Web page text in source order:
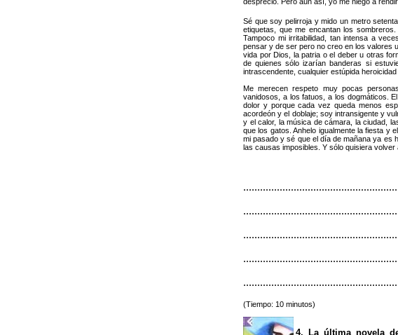
Sé que soy pelirroja y mido un metro
etiquetas, que me encantan los
Tampoco mi irritabilidad, tan intensa a
pensar y de ser pero no creo en los valores
vida por Dios, la patria o el deber u otras
de quienes sólo izarían banderas si
intrascendente, cualquier estúpida heroicidad
Me merecen respeto muy pocas
vanidosos, a los fatuos, a los dogmáticos.
dolor y porque cada vez queda menos
acordeón y el doblaje; soy intransigente y
y el calor, la música de cámara, la ciudad,
que los gatos. Anhelo igualmente la fiesta y
mi pasado y sé que el día de mañana ya es
las causas imposibles. Y sólo quisiera
(Tiempo: 10 minutos)
4. La última novela